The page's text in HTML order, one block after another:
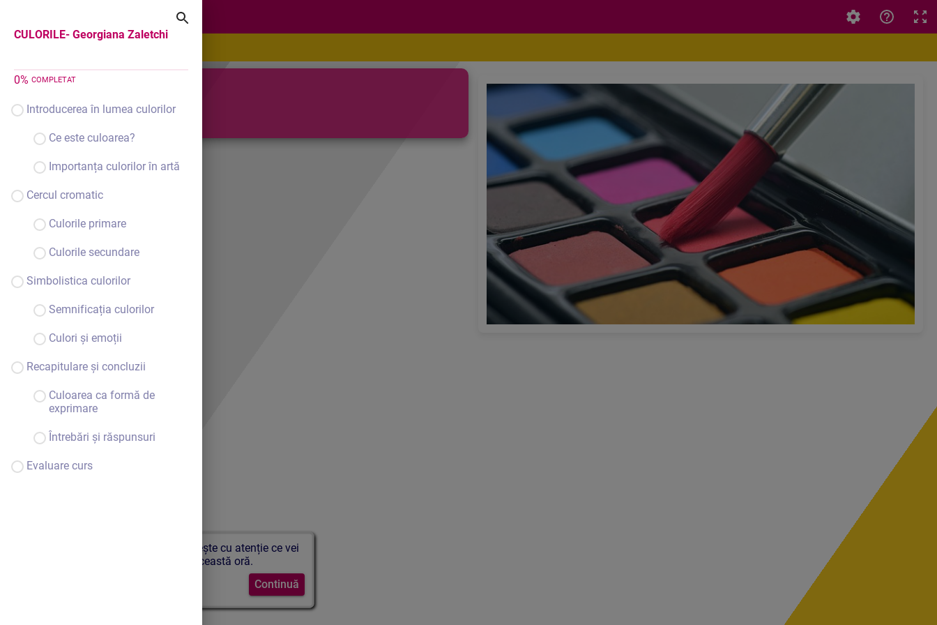
CULORILE- Georgiana Zaletchi
0% COMPLETAT
Introducerea în lumea culorilor
Ce este culoarea?
Importanța culorilor în artă
Cercul cromatic
Culorile primare
Culorile secundare
Simbolistica culorilor
Semnificația culorilor
Culori și emoții
Recapitulare și concluzii
Culoarea ca formă de
exprimare
Întrebări și răspunsuri
Evaluare curs
Bine ai venit. Urmărește cu atenție ce vei
învăța în această oră.
Continuă
CULORILE- Georgiana Zaletchi